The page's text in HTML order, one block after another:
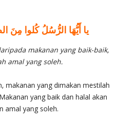
يا أَيُّهَا الرُّسُلُ كُلوا مِنَ
makanan yang baik-baik,
amal yang soleh.
makanan yang dimakan mestilah
yang baik dan halal akan
amal yang soleh.